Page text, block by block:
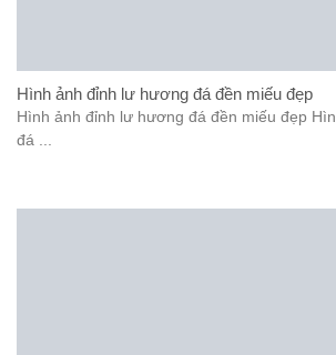
Hình ảnh đỉnh lư hương đá đền miếu đẹp
Hình ảnh đỉnh lư hương đá đền miếu đẹp
đá ...